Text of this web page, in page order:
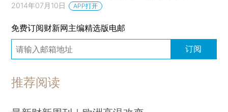
2014年07月10日 APP打开
免费订阅财新网主编精选版电邮
订阅
推荐阅读